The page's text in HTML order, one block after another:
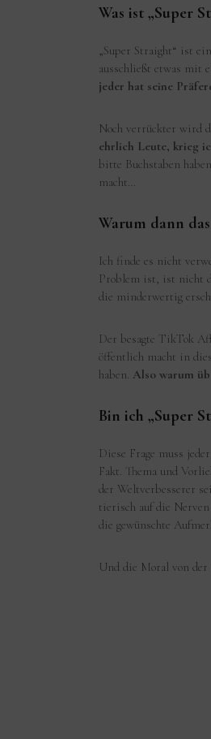
Was ist „Super
„Super Straight“ ist
ausschließt etwas mit
jeder hat seine
Noch verrückter wird
ehrlich Leute, krieg
bitte Buchstaben
macht…
Warum dann
Ich finde es nicht
Problem ist, ist nicht
die minderwertig
Der besagte TikTok
öffentlich macht in
haben. Also warum
Bin ich „Super
Diese Frage muss
Fakt. Thema und
der Weltverbesserer
tierisch auf die Nerven
die gewünschte
Und die Moral von der